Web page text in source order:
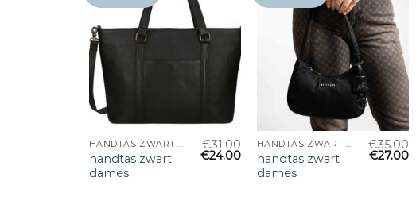
HANDTAS ZWART DAMES
handtas zwart
dames
€31.00
€24.00
HANDTAS ZWART DAMES
handtas zwart
dames
€35.00
€27.00